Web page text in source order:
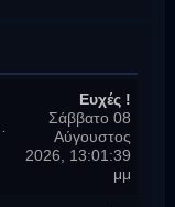
Ευχές !
Σάββατο 08
Αύγουστος
2026, 13:01:39
μμ